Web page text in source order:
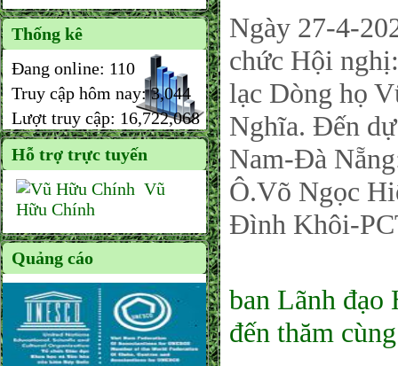
Thống kê
Đang online: 110
Truy cập hôm nay:3,044
Lượt truy cập: 16,722,068
Hỗ trợ trực tuyến
Vũ
Hữu Chính
Quảng cáo
Ngày 27-4-
chức Hội
lạc Dòng họ
Nghĩa. Đến
Nam-Đà
Ô.Võ Ngọc
Đình Khôi-
ban Lãnh
đến thăm